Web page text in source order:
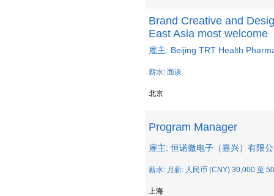
Brand Creative and
East Asia most welcome
雇主: Beijing TRT Health
薪水: 面谈
北京
Program Manager
雇主: 恒诺微电子（嘉兴）有限
薪水: 月薪: 人民币 (CNY) 30,000 至
上海